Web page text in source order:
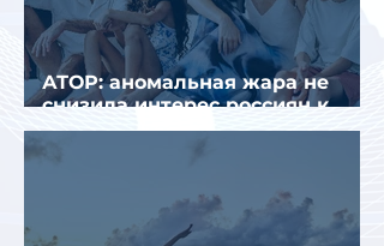
АТОР: аномальная жара не
снизила интерес россиян к
летнему отдыху в Европе